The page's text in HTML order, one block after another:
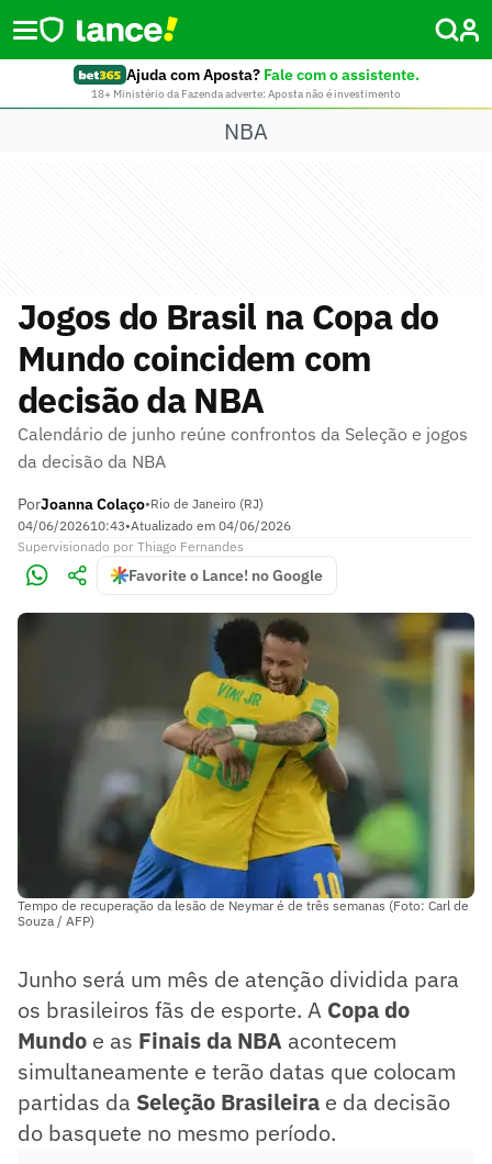
Ajuda com Aposta? Fale com o assistente.
18+ Ministério da Fazenda adverte: Aposta não é investimento
NBA
Jogos do Brasil na Copa do
Mundo coincidem com
decisão da NBA
Calendário de junho reúne confrontos da Seleção e jogos
da decisão da NBA
PorJoanna Colaço•Rio de Janeiro (RJ)
04/06/202610:43•Atualizado em 04/06/2026
Supervisionado por Thiago Fernandes
Favorite o Lance! no Google
Tempo de recuperação da lesão de Neymar é de três semanas (Foto: Carl de
Souza / AFP)
Junho será um mês de atenção dividida para
os brasileiros fãs de esporte. A Copa do
Mundo e as Finais da NBA acontecem
simultaneamente e terão datas que colocam
partidas da Seleção Brasileira e da decisão
do basquete no mesmo período.